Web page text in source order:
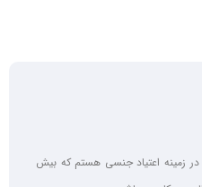
اعتیاد جنسی هستم که بیش